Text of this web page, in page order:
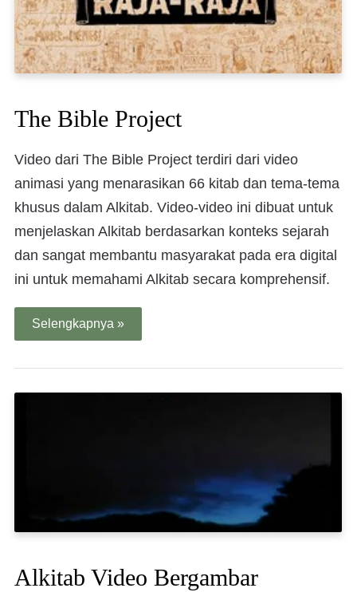
The Bible Project
Video dari The Bible Project terdiri dari video
animasi yang menarasikan 66 kitab dan tema-tema
khusus dalam Alkitab. Video-video ini dibuat untuk
menjelaskan Alkitab berdasarkan konteks sejarah
dan sangat membantu masyarakat pada era digital
ini untuk memahami Alkitab secara komprehensif.
Selengkapnya »
Alkitab Video Bergambar